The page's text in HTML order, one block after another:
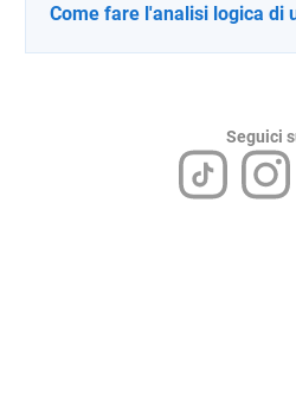
Come fare l'analisi logica di
Seguici